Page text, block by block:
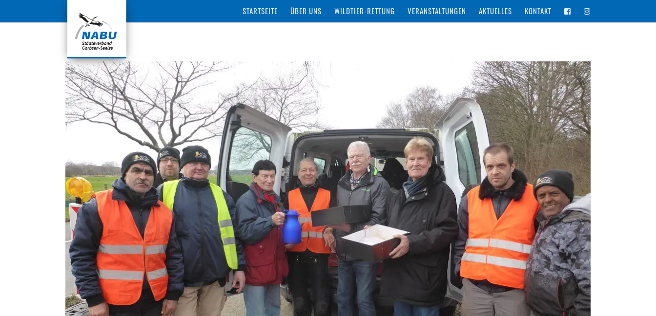
STARTSEITE ÜBER UNS WILDTIER-RETTUNG VERANSTALTUNGEN AKTUELLES KONTAKT